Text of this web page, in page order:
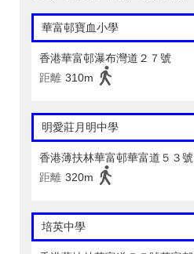
華富邨寶血小學
香港華富邨瀑布灣道２７號
距離 310m
明愛莊月明中學
香港薄扶林華富邨華富道５３號
距離 320m
培英中學